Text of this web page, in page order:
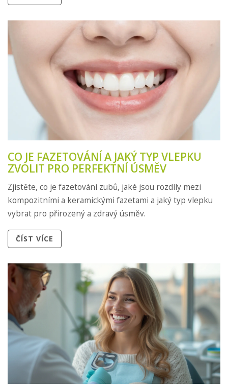
CO JE FAZETOVÁNÍ A JAKÝ TYP VLEPKU
ZVOLIT PRO PERFEKTNÍ ÚSMĚV
Zjistěte, co je fazetování zubů, jaké jsou rozdíly mezi
kompozitními a keramickými fazetami a jaký typ vlepku
vybrat pro přirozený a zdravý úsměv.
ČÍST VÍCE